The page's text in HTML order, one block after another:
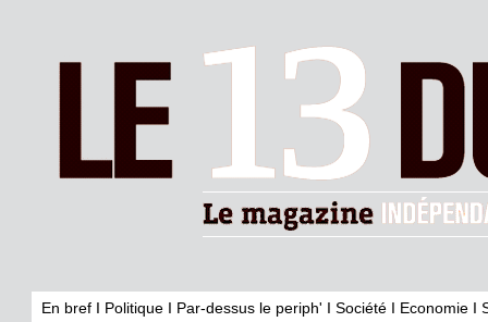
En bref I Politique I Par-dessus le periph' I Société I Economie I